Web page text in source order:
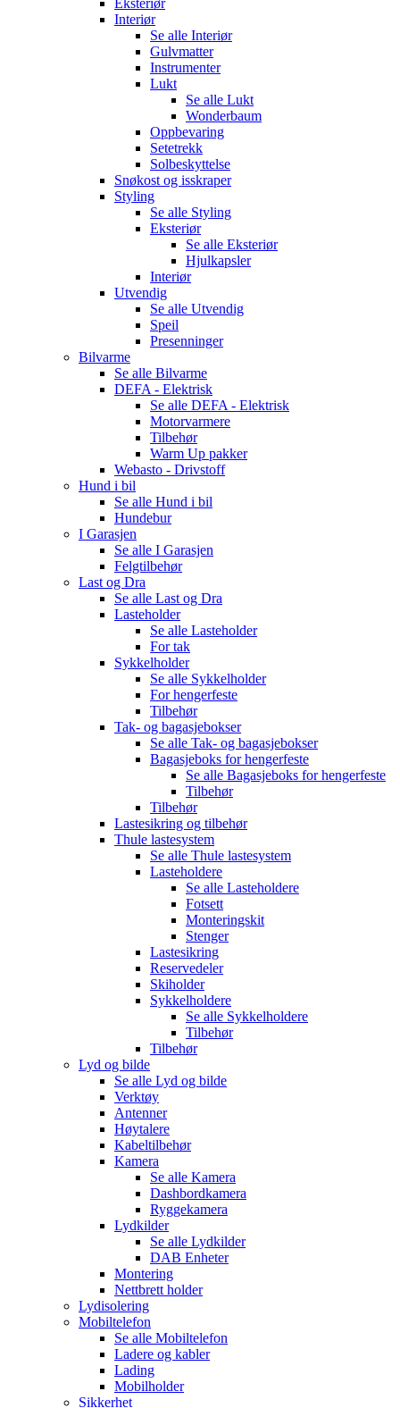
Interiør
Se alle Interiør
Gulvmatter
Instrumenter
Lukt
Se alle Lukt
Wonderbaum
Oppbevaring
Setetrekk
Solbeskyttelse
Snøkost og isskraper
Styling
Se alle Styling
Eksteriør
Se alle Eksteriør
Hjulkapsler
Interiør
Utvendig
Se alle Utvendig
Speil
Presenninger
Bilvarme
Se alle Bilvarme
DEFA - Elektrisk
Se alle DEFA - Elektrisk
Motorvarmere
Tilbehør
Warm Up pakker
Webasto - Drivstoff
Hund i bil
Se alle Hund i bil
Hundebur
I Garasjen
Se alle I Garasjen
Felgtilbehør
Last og Dra
Se alle Last og Dra
Lasteholder
Se alle Lasteholder
For tak
Sykkelholder
Se alle Sykkelholder
For hengerfeste
Tilbehør
Tak- og bagasjebokser
Se alle Tak- og bagasjebokser
Bagasjeboks for hengerfeste
Se alle Bagasjeboks for hengerfeste
Tilbehør
Tilbehør
Lastesikring og tilbehør
Thule lastesystem
Se alle Thule lastesystem
Lasteholdere
Se alle Lasteholdere
Fotsett
Monteringskit
Stenger
Lastesikring
Reservedeler
Skiholder
Sykkelholdere
Se alle Sykkelholdere
Tilbehør
Tilbehør
Lyd og bilde
Se alle Lyd og bilde
Verktøy
Antenner
Høytalere
Kabeltilbehør
Kamera
Se alle Kamera
Dashbordkamera
Ryggekamera
Lydkilder
Se alle Lydkilder
DAB Enheter
Montering
Nettbrett holder
Lydisolering
Mobiltelefon
Se alle Mobiltelefon
Ladere og kabler
Lading
Mobilholder
Sikkerhet